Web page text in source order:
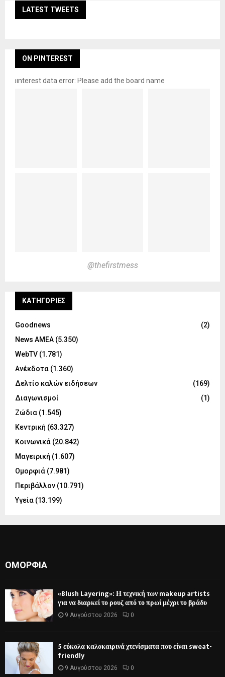
LATEST TWEETS
ON PINTEREST
pinterest data error: Please add the board name
@thefirstmess
KΑΤΗΓΟΡΊΕΣ
Goodnews
(2)
News ΑΜΕΑ (5.350)
WebTV (1.781)
Ανέκδοτα (1.360)
Δελτίο καλών ειδήσεων
(169)
Διαγωνισμοί
(1)
Ζώδια (1.545)
Κεντρική (63.327)
Κοινωνικά (20.842)
Μαγειρική (1.607)
Ομορφιά (7.981)
Περιβάλλον (10.791)
Υγεία (13.199)
ΟΜΟΡΦΙΆ
«Blush Layering»: Η τεχνική των makeup artists
για να διαρκεί το ρουζ από το πρωί μέχρι το βράδυ
9 Αυγούστου 2026 0
5 εύκολα καλοκαιρινά χτενίσματα που είναι sweat-
friendly
9 Αυγούστου 2026 0